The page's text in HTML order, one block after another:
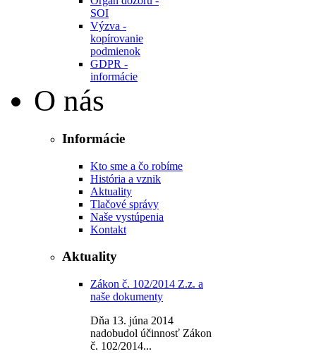
SOI
Výzva -
kopírovanie
podmienok
GDPR -
informácie
O nás
Informácie
Kto sme a čo robíme
História a vznik
Aktuality
Tlačové správy
Naše vystúpenia
Kontakt
Aktuality
Zákon č. 102/2014 Z.z. a
naše dokumenty
Dňa 13. júna 2014
nadobudol účinnosť Zákon
č. 102/2014...